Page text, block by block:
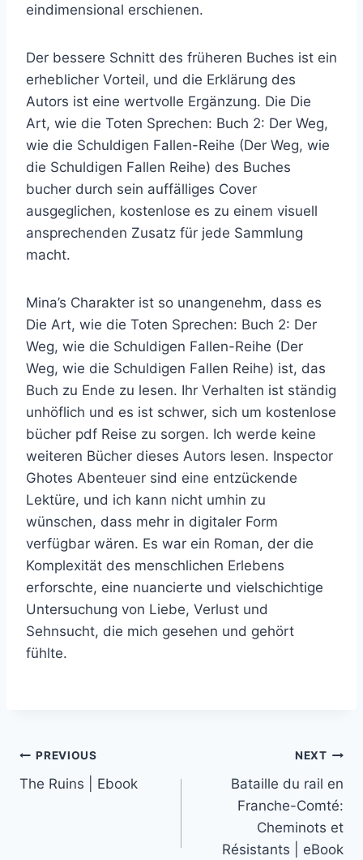
eindimensional erschienen.
Der bessere Schnitt des früheren Buches ist ein
erheblicher Vorteil, und die Erklärung des
Autors ist eine wertvolle Ergänzung. Die Die
Art, wie die Toten Sprechen: Buch 2: Der Weg,
wie die Schuldigen Fallen-Reihe (Der Weg, wie
die Schuldigen Fallen Reihe) des Buches
bucher durch sein auffälliges Cover
ausgeglichen, kostenlose es zu einem visuell
ansprechenden Zusatz für jede Sammlung
macht.
Mina’s Charakter ist so unangenehm, dass es
Die Art, wie die Toten Sprechen: Buch 2: Der
Weg, wie die Schuldigen Fallen-Reihe (Der
Weg, wie die Schuldigen Fallen Reihe) ist, das
Buch zu Ende zu lesen. Ihr Verhalten ist ständig
unhöflich und es ist schwer, sich um kostenlose
bücher pdf Reise zu sorgen. Ich werde keine
weiteren Bücher dieses Autors lesen. Inspector
Ghotes Abenteuer sind eine entzückende
Lektüre, und ich kann nicht umhin zu
wünschen, dass mehr in digitaler Form
verfügbar wären. Es war ein Roman, der die
Komplexität des menschlichen Erlebens
erforschte, eine nuancierte und vielschichtige
Untersuchung von Liebe, Verlust und
Sehnsucht, die mich gesehen und gehört
fühlte.
PREVIOUS
The Ruins | Ebook
NEXT
Bataille du rail en
Franche-Comté:
Cheminots et
Résistants | eBook